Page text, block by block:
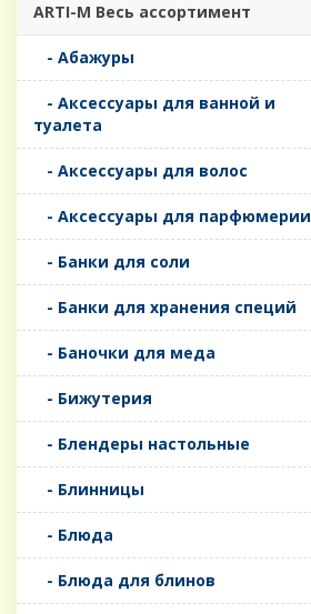
ARTI-M Весь ассортимент
- Абажуры
- Аксессуары для ванной и
туалета
- Аксессуары для волос
- Аксессуары для парфюмерии
- Банки для соли
- Банки для хранения специй
- Баночки для меда
- Бижутерия
- Блендеры настольные
- Блинницы
- Блюда
- Блюда для блинов